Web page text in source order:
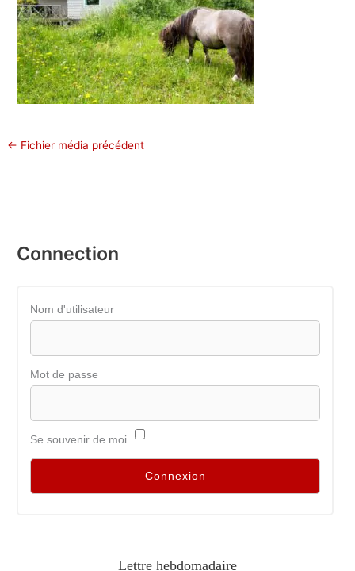
← Fichier média précédent
Connection
Nom d'utilisateur
Mot de passe
Se souvenir de moi
Lettre hebdomadaire